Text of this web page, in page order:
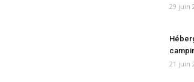
29 juin
21 juin